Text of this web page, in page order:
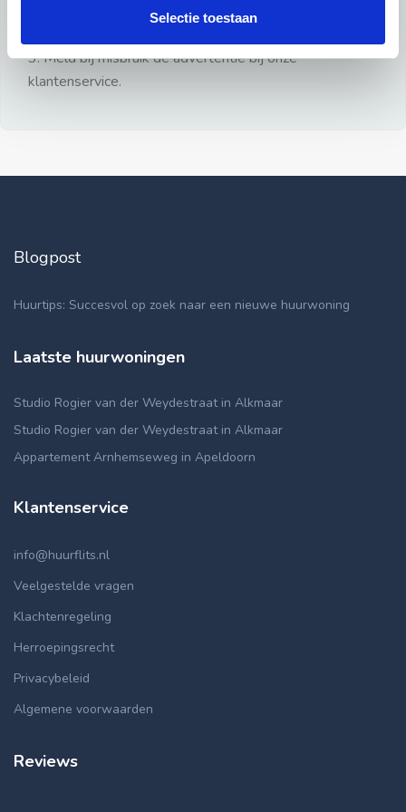
Selectie toestaan
3: Meld bij misbruik de advertentie bij onze
klantenservice.
Blogpost
Huurtips: Succesvol op zoek naar een nieuwe huurwoning
Laatste huurwoningen
Studio Rogier van der Weydestraat in Alkmaar
Studio Rogier van der Weydestraat in Alkmaar
Appartement Arnhemseweg in Apeldoorn
Klantenservice
info@huurflits.nl
Veelgestelde vragen
Klachtenregeling
Herroepingsrecht
Privacybeleid
Algemene voorwaarden
Reviews